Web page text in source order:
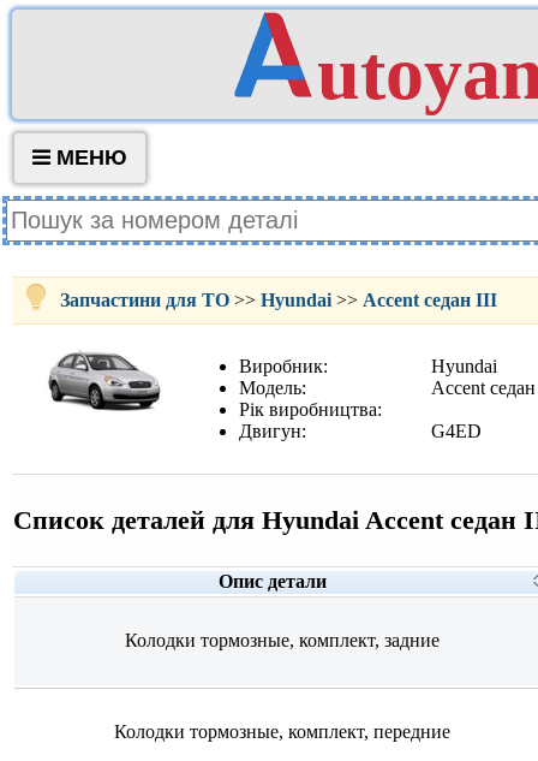
МЕНЮ
Запчастини для ТО >> Hyundai >> Accent седан III
Виробник:
Hyundai
Модель:
Accent
Рік виробництва:
Двигун:
G4ED
Список деталей для Hyundai Accent седан
Опис детали
Колодки тормозные, комплект, задние
Колодки тормозные, комплект, передние